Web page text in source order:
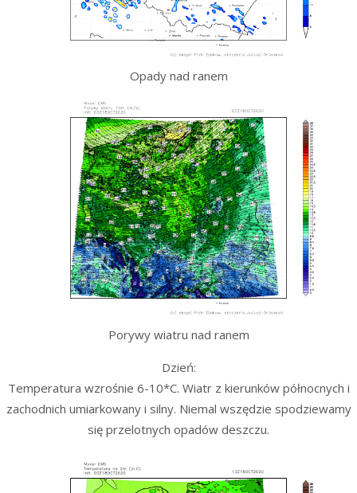
Opady nad ranem
Porywy wiatru nad ranem
Dzień:
Temperatura wzrośnie 6-10*C. Wiatr z kierunków północnych i
zachodnich umiarkowany i silny. Niemal wszędzie spodziewamy
się przelotnych opadów deszczu.